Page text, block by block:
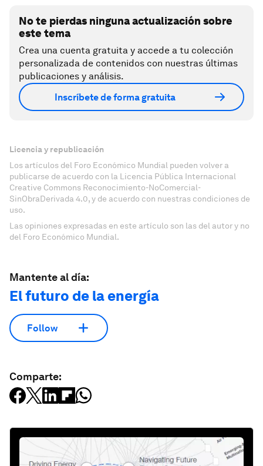
No te pierdas ninguna actualización sobre
este tema
Crea una cuenta gratuita y accede a tu colección
personalizada de contenidos con nuestras últimas
publicaciones y análisis.
Inscríbete de forma gratuita
Licencia y republicación
Los artículos del Foro Económico Mundial pueden volver a
publicarse de acuerdo con la Licencia Pública Internacional
Creative Commons Reconocimiento-NoComercial-
SinObraDerivada 4.0, y de acuerdo con nuestras condiciones de
uso.
Las opiniones expresadas en este artículo son las del autor y no
del Foro Económico Mundial.
Mantente al día:
El futuro de la energía
Follow
Comparte: